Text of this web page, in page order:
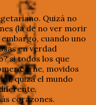
Quizá no
(la de no ver morir
cuando uno
en verdad
si todos los que
carne, movidos
quizá el mundo
corazones.